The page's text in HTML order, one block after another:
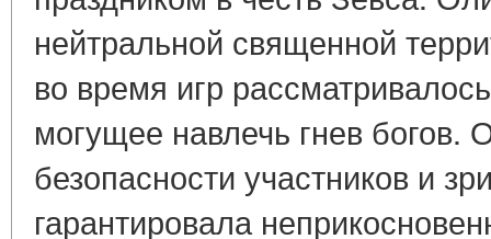
нейтральной священной
во время игр
могущее навлечь гнев богов.
безопасности участников и
гарантировала